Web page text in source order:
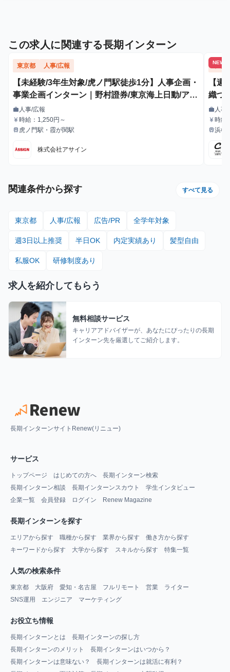
この求人に関連する長期インターン
東京都 人事/広報
【未経験/3年生対象/虎ノ門駅徒歩1分】人事企画・
事業企画インターン｜野村證券/東京海上日動/アク
センチュア出身社員の直下！ 【服装自由・髪型自
由・ネイルOK】
職種
work 人事/広報
給与
currency_yen時給：1,250円～
最寄駅
train 虎ノ門駅・霞が関駅
株式会社アサイン
NEW
東京
【
織づ
用”
職種
work 人事
給与
currency_yen時給
り決
最寄駅
train浜松
関連条件から探す すべて見る
東京都 人事/広報 広告/PR 全学年対象
週3日以上推奨 半日OK 内定実績あり 髪型自由
私服OK 研修制度あり
求人を紹介してもらう
無料相談サービス
キャリアアドバイザーが、あなたにぴったりの長期
インターン先を厳選してご紹介します。
長期インターンサイトRenew(リニュー)
サービス
トップページ はじめての方へ
長期インターン検索
長期インターン相談
長期インターンスカウト
学生インタビュー
企業一覧
会員登録 ログイン Renew Magazine
長期インターンを探す
エリアから探す 職種から探す 業界から探す
働き方から探す
キーワードから探す
大学から探す スキルから探す 特集一覧
人気の検索条件
東京都 大阪府 愛知・名古屋 フルリモート 営業
ライター
SNS運用
エンジニア マーケティング
お役立ち情報
長期インターンとは
長期インターンの探し方
長期インターンのメリット
長期インターンはいつから？
長期インターンは意味ない？
長期インターンは就活に有利？